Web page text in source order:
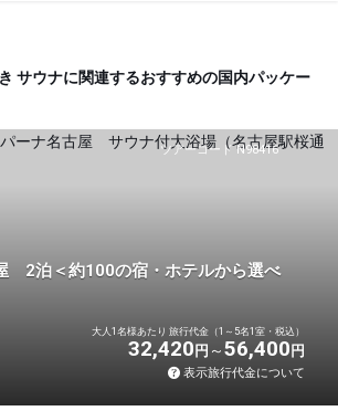
サウナに関連するおすすめの国内パッケー
ツアーコード N98416
2泊＜約100の宿・ホテルから選べ
大人1名様あたり 旅行代金（1～5名1室・税込）
32,420 円 56,400 円
表示旅行代金について